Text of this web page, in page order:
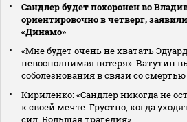
Сандлер будет похоронен во
ориентировочно в четверг,
«Динамо»
«Мне будет очень не хватать
невосполнимая потеря». Ватутин
соболезнования в связи со
Кириленко: «Сандлер никогда не
к своей мечте. Грустно, когда